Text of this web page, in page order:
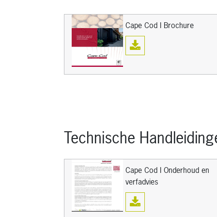
Cape Cod I Brochure
Technische
Cape Cod I Onderhoud en
verfadvies